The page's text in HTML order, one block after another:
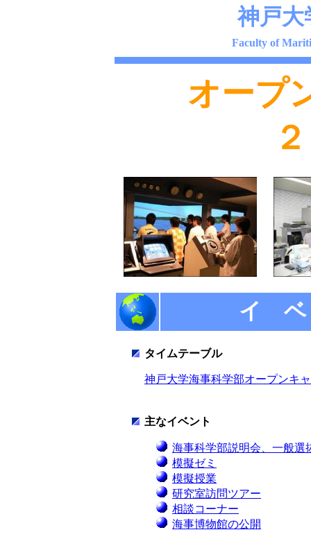
神戸大
Faculty of
オープ
イ
タイムテーブル
神戸大学海事科学部オープンキ
主なイベント
海事科学部説明会、一般選
模擬ゼミ
模擬授業
研究室訪問ツアー
相談コーナー
海事博物館の公開